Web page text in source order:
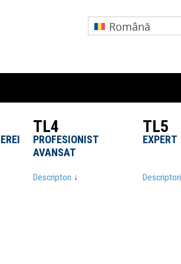
Română
TL4 TL5
PROFESIONIST
AVANSAT
EXPERT
Descriptori ↓ Descriptori
TL4 TL5
PROFESIONIST
AVANSAT
EXPERT
Descriptori ↓ Descriptori